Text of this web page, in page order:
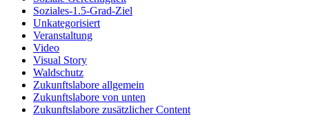
Soziales-1.5-Grad-Ziel
Unkategorisiert
Veranstaltung
Video
Visual Story
Waldschutz
Zukunftslabore allgemein
Zukunftslabore von unten
Zukunftslabore zusätzlicher Content